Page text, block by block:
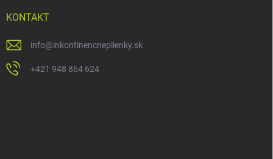
KONTAKT
info@inkontinencneplienky.sk
+421 948 864 624